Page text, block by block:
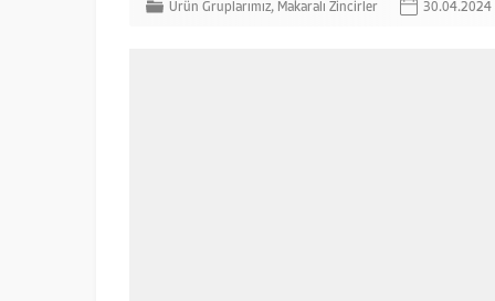
Ürün Gruplarımız, Makaralı Zincirler 30.04.2024